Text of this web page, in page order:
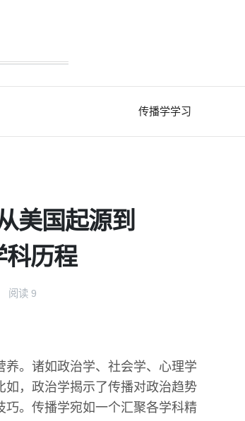
传播学学习
美国起源到
科历程
阅读 9
。诸如政治学、社会学、心理学
，政治学揭示了传播对政治趋势
巧。传播学宛如一个汇聚各学科精